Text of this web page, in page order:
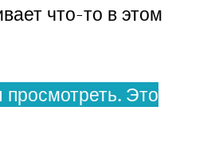
что-то в этом
Это